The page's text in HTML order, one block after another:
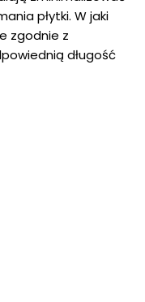
płytki. W jaki
zgodnie z
długość